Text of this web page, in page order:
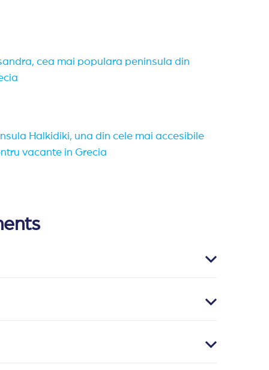
cea mai populara peninsula din
Halkidiki, una din cele mai accesibile
vacante in Grecia